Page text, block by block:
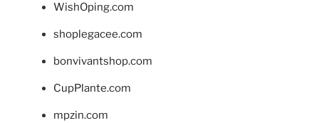
WishOping.com
shoplegacee.com
bonvivantshop.com
CupPlante.com
mpzin.com